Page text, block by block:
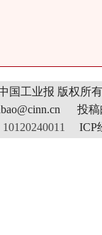
国工业报 版权所有
投
ICP